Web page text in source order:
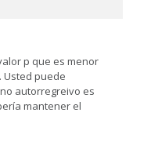
p que es menor
Usted puede
autorregreivo es
mantener el